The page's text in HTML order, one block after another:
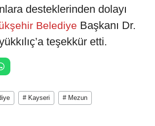
desteklerinden dolayı
Belediye Başkanı Dr.
teşekkür etti.
# Kayseri # Mezun